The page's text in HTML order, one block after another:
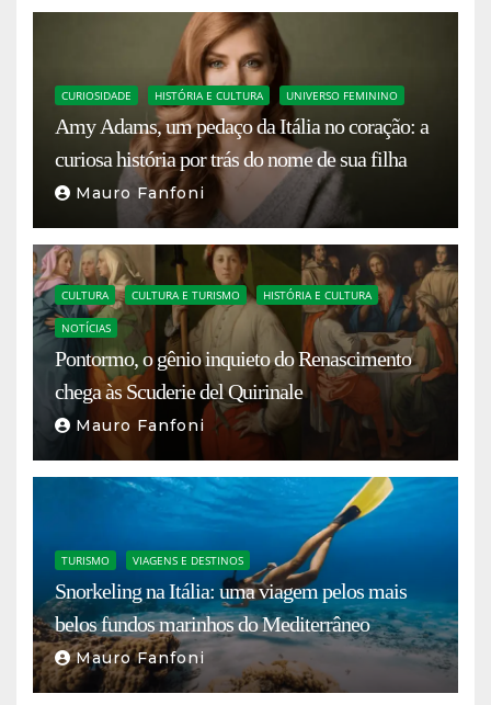
CURIOSIDADE HISTÓRIA E CULTURA UNIVERSO FEMININO
Amy Adams, um pedaço da Itália no coração: a
curiosa história por trás do nome de sua filha
Mauro Fanfoni
CULTURA CULTURA E TURISMO HISTÓRIA E CULTURA
NOTÍCIAS
Pontormo, o gênio inquieto do Renascimento
chega às Scuderie del Quirinale
Mauro Fanfoni
TURISMO VIAGENS E DESTINOS
Snorkeling na Itália: uma viagem pelos mais
belos fundos marinhos do Mediterrâneo
Mauro Fanfoni